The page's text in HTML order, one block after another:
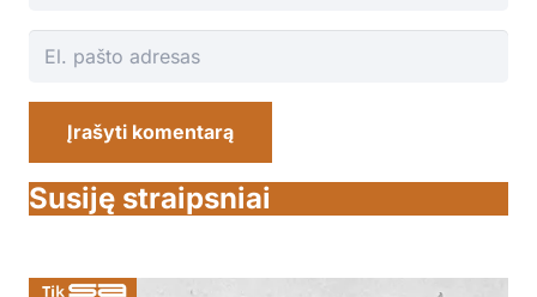
Įrašyti komentarą
Susiję straipsniai